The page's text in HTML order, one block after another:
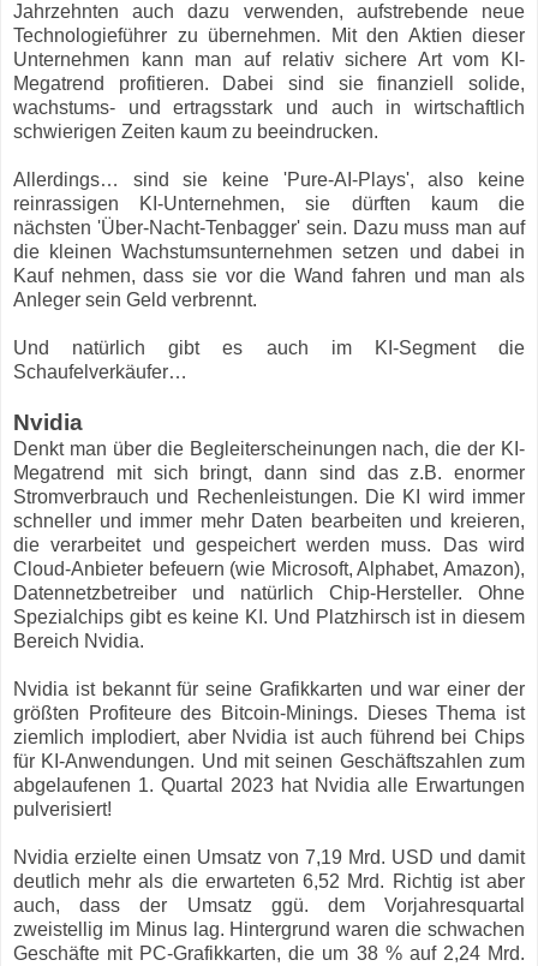
Jahrzehnten auch dazu verwenden, aufstrebende neue
Technologieführer zu übernehmen. Mit den Aktien dieser
Unternehmen kann man auf relativ sichere Art vom KI-
Megatrend profitieren. Dabei sind sie finanziell solide,
wachstums- und ertragsstark und auch in wirtschaftlich
schwierigen Zeiten kaum zu beeindrucken.
Allerdings… sind sie keine 'Pure-AI-Plays', also keine
reinrassigen KI-Unternehmen, sie dürften kaum die
nächsten 'Über-Nacht-Tenbagger' sein. Dazu muss man auf
die kleinen Wachstumsunternehmen setzen und dabei in
Kauf nehmen, dass sie vor die Wand fahren und man als
Anleger sein Geld verbrennt.
Und natürlich gibt es auch im KI-Segment die
Schaufelverkäufer…
Nvidia
Denkt man über die Begleiterscheinungen nach, die der KI-
Megatrend mit sich bringt, dann sind das z.B. enormer
Stromverbrauch und Rechenleistungen. Die KI wird immer
schneller und immer mehr Daten bearbeiten und kreieren,
die verarbeitet und gespeichert werden muss. Das wird
Cloud-Anbieter befeuern (wie Microsoft, Alphabet, Amazon),
Datennetzbetreiber und natürlich Chip-Hersteller. Ohne
Spezialchips gibt es keine KI. Und Platzhirsch ist in diesem
Bereich Nvidia.
Nvidia ist bekannt für seine Grafikkarten und war einer der
größten Profiteure des Bitcoin-Minings. Dieses Thema ist
ziemlich implodiert, aber Nvidia ist auch führend bei Chips
für KI-Anwendungen. Und mit seinen Geschäftszahlen zum
abgelaufenen 1. Quartal 2023 hat Nvidia alle Erwartungen
pulverisiert!
Nvidia erzielte einen Umsatz von 7,19 Mrd. USD und damit
deutlich mehr als die erwarteten 6,52 Mrd. Richtig ist aber
auch, dass der Umsatz ggü. dem Vorjahresquartal
zweistellig im Minus lag. Hintergrund waren die schwachen
Geschäfte mit PC-Grafikkarten, die um 38 % auf 2,24 Mrd.